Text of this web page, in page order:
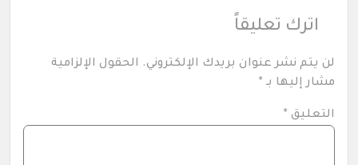
اترك تعليقاً
لن يتم نشر عنوان بريدك الإلكتروني. الحقول الإلزامية
مشار إليها بـ *
التعليق *